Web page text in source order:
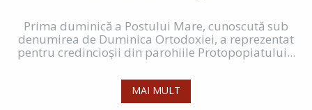
Prima duminică a Postului Mare, cunoscută sub
denumirea de Duminica Ortodoxiei, a reprezentat
pentru credincioșii din parohiile Protopopiatului...
MAI MULT